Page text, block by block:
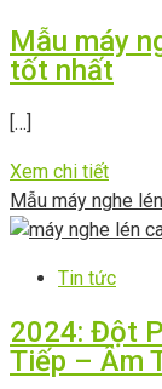
Mẫu máy
tốt nhất
[…]
Xem chi tiết
Mẫu máy nghe
Tin tức
2024: Đột
Tiếp – Âm